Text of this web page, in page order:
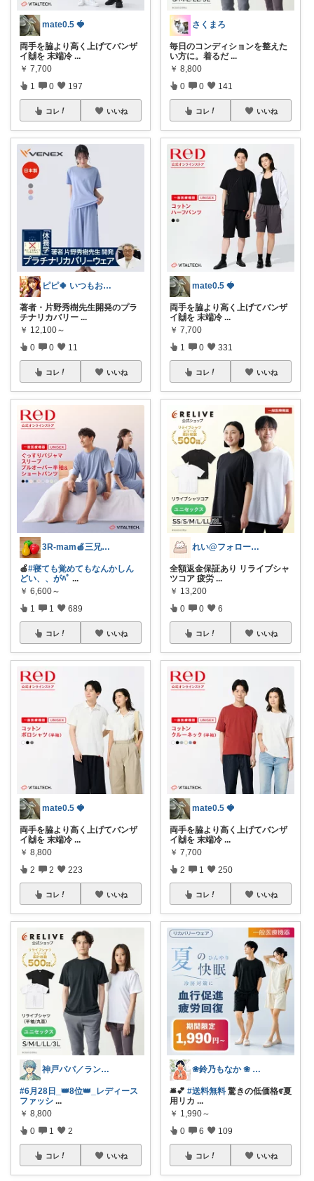
mate0.5 🍓
両手を脇より高く上げてバンザ
イ🙌を 末端冷 ...
￥ 7,700
1 0 197
コレ いいね
ピピ🍀 いつもお立ち寄りありがとう🥰
著者・片野秀樹先生開発のプラ
チナリカバリー ...
￥ 12,100～
0 0 11
コレ いいね
3R-mam🍎三兄弟母
🍎#寝ても覚めてもなんかしん
どい、、がﾊﾟ ...
￥ 6,600～
1 1 689
コレ いいね
mate0.5 🍓
両手を脇より高く上げてバンザ
イ🙌を 末端冷 ...
￥ 8,800
2 2 223
コレ いいね
神戸パパ／ランキング＆レビュー毎日掲載
#6月28日_👑8位👑_レディース
ファッシ ...
￥ 8,800
0 1 2
コレ いいね
さくまろ
毎日のコンディションを整えた
い方に。着るだ ...
￥ 8,800
0 0 141
コレ いいね
mate0.5 🍓
両手を脇より高く上げてバンザ
イ🙌を 末端冷 ...
￥ 7,700
1 0 331
コレ いいね
れい@フォロー＆経由購入感謝です♪
全額返金保証あり リライブシャ
ツコア 疲労 ...
￥ 13,200
0 0 6
コレ いいね
mate0.5 🍓
両手を脇より高く上げてバンザ
イ🙌を 末端冷 ...
￥ 7,700
2 1 250
コレ いいね
❀鈴乃もなか ❀ 穏やかさを大切に
🛎️💕 #送料無料 驚きの低価格೯夏
用リカ ...
￥ 1,990～
0 6 109
コレ いいね